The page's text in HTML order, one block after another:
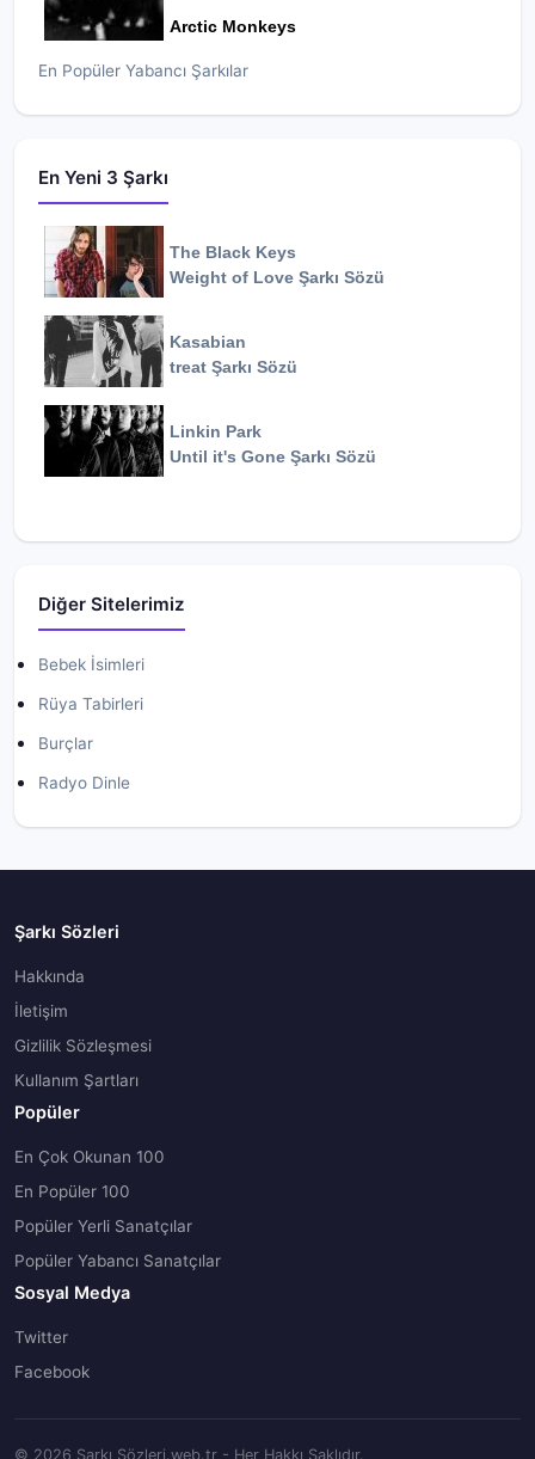
Arctic Monkeys
En Popüler Yabancı Şarkılar
En Yeni 3 Şarkı
The Black Keys
Weight of Love Şarkı Sözü
Kasabian
treat Şarkı Sözü
Linkin Park
Until it's Gone Şarkı Sözü
Diğer Sitelerimiz
Bebek İsimleri
Rüya Tabirleri
Burçlar
Radyo Dinle
Şarkı Sözleri
Hakkında
İletişim
Gizlilik Sözleşmesi
Kullanım Şartları
Popüler
En Çok Okunan 100
En Popüler 100
Popüler Yerli Sanatçılar
Popüler Yabancı Sanatçılar
Sosyal Medya
Twitter
Facebook
© 2026 Şarkı Sözleri.web.tr - Her Hakkı Saklıdır.